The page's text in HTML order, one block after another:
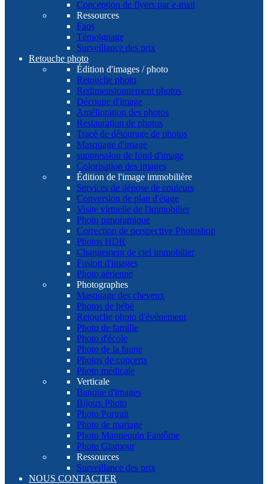
Conception de flyers par e-mail
Ressources
Faqs
Témoignage
Surveillance des prix
Retouche photo
Édition d'images / photo
Retouche photo
Redimensionnement photos
Découpe d'image
Amélioration des photos
Restauration de photos
Tracé de détourage de photos
Masquage d'image
suppression de fond d'image
Colorisation des images
Édition de l'image immobilière
Services de dépose de couleurs
Conversion de plan d'étage
Visite virtuelle de l'immobilier
Photo panoramique
Correction de perspective Photoshop
Photos HDR
Changement de ciel immobilier
Fusion d'images
Photo aérienne
Photographes
Masquage des cheveux
Photos de bébé
Retouche photo d'événement
Photo de famille
Photo d'école
Photo de la faune
Photos de concerts
Photo médicale
Verticale
Banque d'images
Bijoux Photo
Photo Portrait
Photo de mariage
Photo Mannequin Fantôme
Photo Glamour
Ressources
Surveillance des prix
NOUS CONTACTER